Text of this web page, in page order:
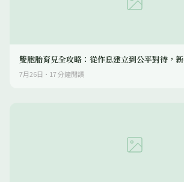
雙胞胎育兒全攻略：從作息建立到公平對待，新
7月26日 · 17分鐘閱讀